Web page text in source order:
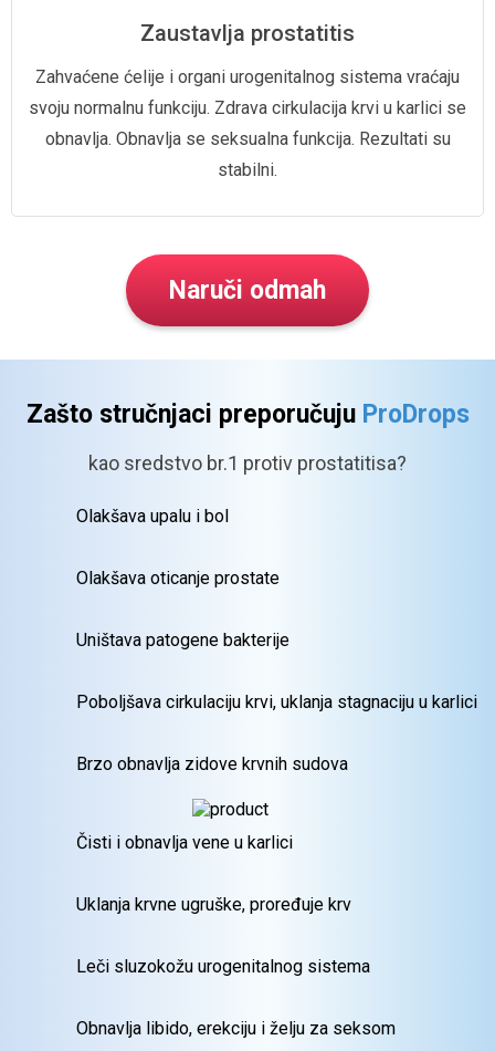
Zaustavlja prostatitis
Zahvaćene ćelije i organi urogenitalnog sistema vraćaju
svoju normalnu funkciju. Zdrava cirkulacija krvi u karlici se
obnavlja. Obnavlja se seksualna funkcija. Rezultati su
stabilni.
Naruči odmah
Zašto stručnjaci preporučuju ProDrops
kao sredstvo br.1 protiv prostatitisa?
Olakšava upalu i bol
Olakšava oticanje prostate
Uništava patogene bakterije
Poboljšava cirkulaciju krvi, uklanja stagnaciju u karlici
Brzo obnavlja zidove krvnih sudova
Čisti i obnavlja vene u karlici
Uklanja krvne ugruške, proređuje krv
Leči sluzokožu urogenitalnog sistema
Obnavlja libido, erekciju i želju za seksom